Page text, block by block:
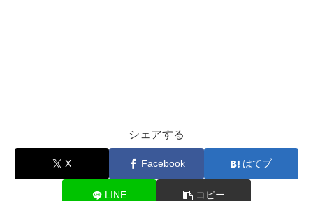
シェアする
X Facebook はてブ
LINE コピー